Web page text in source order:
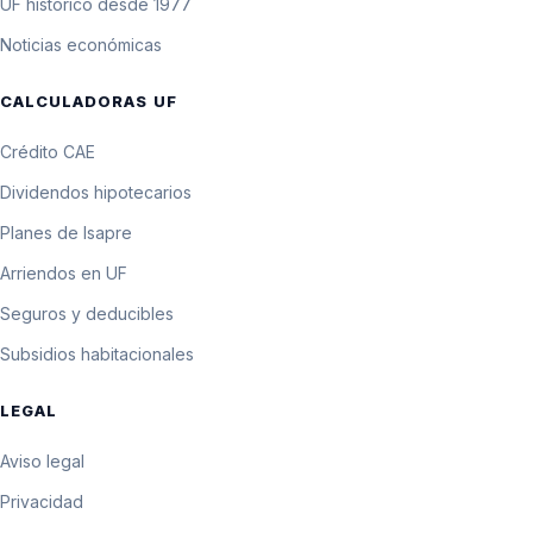
3 de febrero de 2005
2 de febrero de 2005
1 de febrero de 2005
UF histórico desde 1977
Noticias económicas
CALCULADORAS UF
Crédito CAE
Dividendos hipotecarios
Planes de Isapre
Arriendos en UF
Seguros y deducibles
Subsidios habitacionales
LEGAL
Aviso legal
Privacidad